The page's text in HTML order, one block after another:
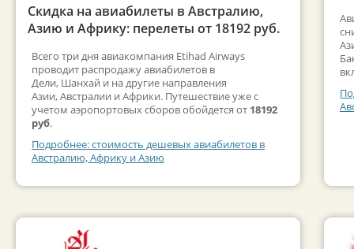
Скидка на авиабилеты в Австралию,
Азию и Африку: перелеты от 18192 руб.
Всего три дня авиакомпания Etihad Airways
проводит распродажу авиабилетов в
Дели, Шанхай и на другие направления
Азии, Австралии и Африки. Путешествие уже с
учетом аэропортовых сборов обойдется от 18192
руб.
Подробнее: стоимость дешевых авиабилетов в
Австралию, Африку и Азию